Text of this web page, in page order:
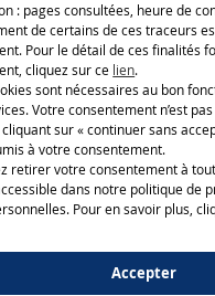
: pages consultées, heure de
de certains de ces traceurs
Pour le détail de ces finalités
cliquez sur ce lien.
sont nécessaires au bon
Votre consentement n’est
cliquant sur « continuer sans
à votre consentement.
retirer votre consentement à
dans notre politique de
Pour en savoir plus,
Accepter